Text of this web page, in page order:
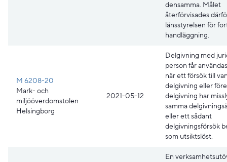
densamma. Målet
återförvisades
länsstyrelsen för
handläggning.
M 6208-20
Mark- och
miljööverdomstolen
Helsingborg
2021-05-12
Delgivning med
person får
när ett försök till
delgivning eller
delgivning har
samma
eller ett sådant
delgivningsförsök
som utsiktslöst.
En